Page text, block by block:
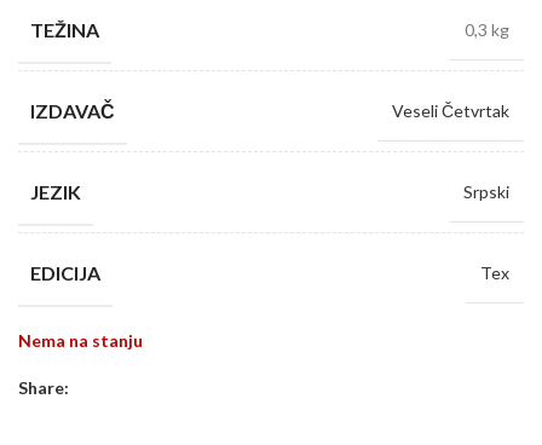
TEŽINA 0,3 kg
IZDAVAČ Veseli Četvrtak
JEZIK Srpski
EDICIJA Tex
Nema na stanju
Share: